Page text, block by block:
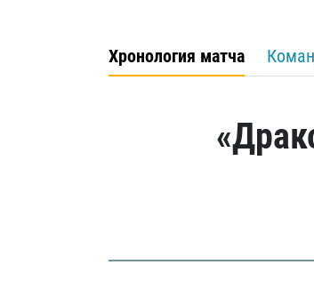
Хронология матча